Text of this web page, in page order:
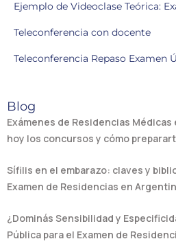
Ejemplo de Videoclase Teórica:
Teleconferencia con docente
Teleconferencia Repaso Examen
Blog
Exámenes de Residencias
hoy los concursos y cómo
Sífilis en el embarazo: claves y
Examen de Residencias en
¿Dominás Sensibilidad y
Pública para el Examen de